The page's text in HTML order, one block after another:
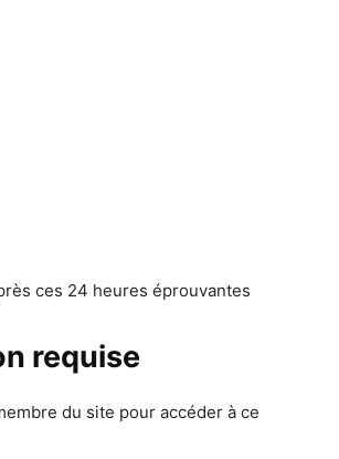
ces 24 heures éprouvantes
requise
du site pour accéder à ce